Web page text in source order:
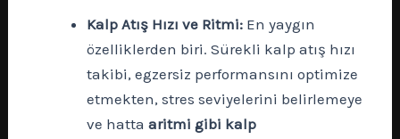
Kalp Atış Hızı ve Ritmi: En yaygın
özelliklerden biri. Sürekli kalp atış hızı
takibi, egzersiz performansını optimize
etmekten, stres seviyelerini belirlemeye
ve hattaaritmi gibi kalp